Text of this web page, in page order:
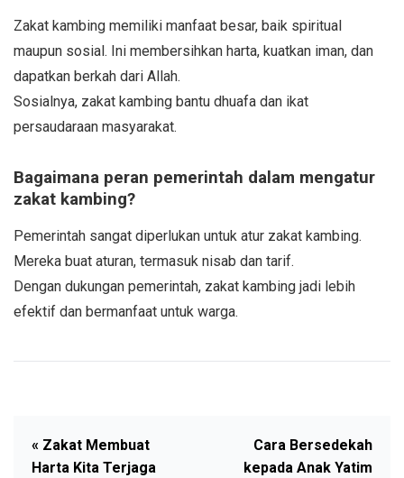
Zakat kambing memiliki manfaat besar, baik spiritual
maupun sosial. Ini membersihkan harta, kuatkan iman, dan
dapatkan berkah dari Allah.
Sosialnya, zakat kambing bantu dhuafa dan ikat
persaudaraan masyarakat.
Bagaimana peran pemerintah dalam mengatur
zakat kambing?
Pemerintah sangat diperlukan untuk atur zakat kambing.
Mereka buat aturan, termasuk nisab dan tarif.
Dengan dukungan pemerintah, zakat kambing jadi lebih
efektif dan bermanfaat untuk warga.
« Zakat Membuat
Harta Kita Terjaga
Cara Bersedekah
kepada Anak Yatim